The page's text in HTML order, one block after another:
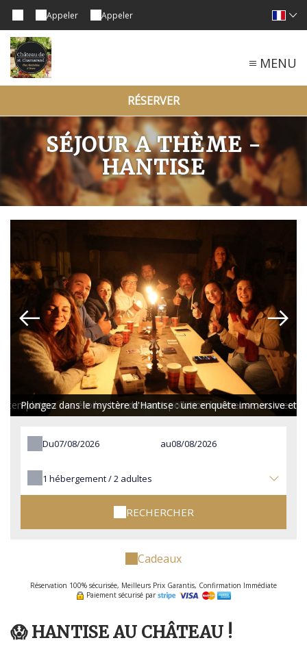
Appeler Appeler
MENU
RÉSERVER
SÉJOUR A THÈME -
HANTISE
des étoiles loin de toute pollution lumineuse, au cœur
Plongez dans le mystère d'Hantise : une enquête immersive et
Du au
1 hébergement /2 adultes
RECHERCHER
Cadeaux
Réservation 100% sécurisée, Meilleurs Prix Garantis, Confirmation Immédiate
Paiement sécurisé par
😱 HANTISE AU CHÂTEAU !